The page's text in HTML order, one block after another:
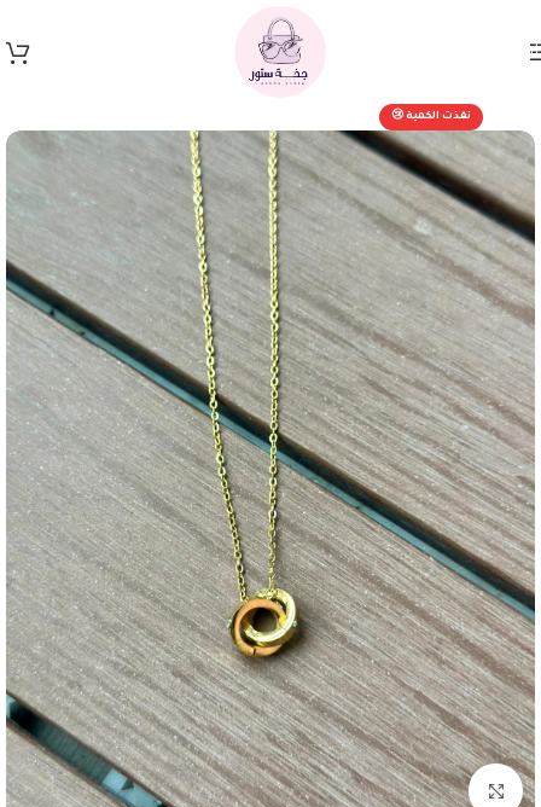
Skip to main content
نفذت الكمية 😢
Click to enlarge